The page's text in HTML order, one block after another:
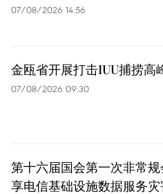
07/08/2026 14:56
金瓯省开展打击IUU捕捞高
07/08/2026 09:30
第十六届国会第一次非常
享电信基础设施数据服务